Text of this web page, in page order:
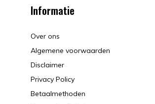
Informatie
Over ons
Algemene voorwaarden
Disclaimer
Privacy Policy
Betaalmethoden